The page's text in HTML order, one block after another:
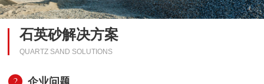
石英砂解决方案
QUARTZ SAND SOLUTIONS